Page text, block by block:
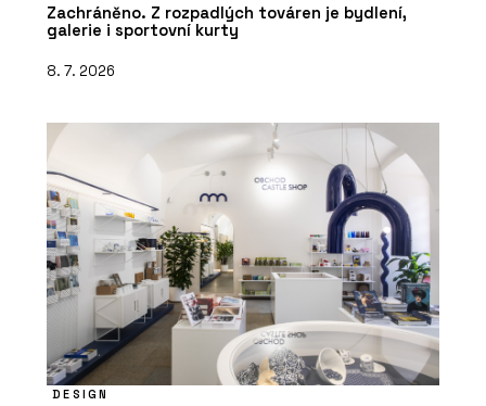
Zachráněno. Z rozpadlých továren je bydlení,
galerie i sportovní kurty
8. 7. 2026
DESIGN